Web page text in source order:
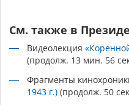
См. также в
Видеолекция
(продолж. 13 мин. 56
Фрагменты
1943 г.) (продолж. 50